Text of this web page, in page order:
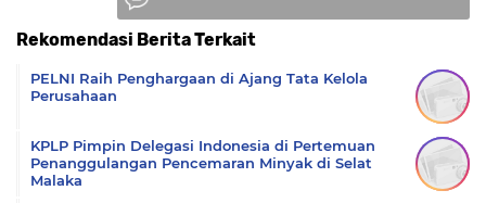
Rekomendasi Berita Terkait
PELNI Raih Penghargaan di Ajang Tata Kelola
Perusahaan
KPLP Pimpin Delegasi Indonesia di Pertemuan
Penanggulangan Pencemaran Minyak di Selat
Malaka